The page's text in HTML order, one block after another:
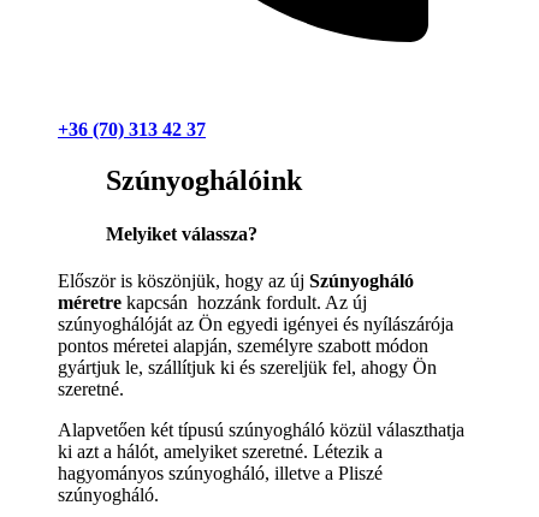
+36 (70) 313 42 37
Szúnyoghálóink
Melyiket válassza?
Először is köszönjük, hogy az új Szúnyogháló
méretre kapcsán hozzánk fordult. Az új
szúnyoghálóját az Ön egyedi igényei és nyílászárója
pontos méretei alapján, személyre szabott módon
gyártjuk le, szállítjuk ki és szereljük fel, ahogy Ön
szeretné.
Alapvetően két típusú szúnyogháló közül választhatja
ki azt a hálót, amelyiket szeretné. Létezik a
hagyományos szúnyogháló, illetve a Pliszé
szúnyogháló.